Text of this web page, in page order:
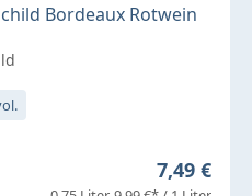
Bordeaux Rotwein
Regulärer
7,49 €